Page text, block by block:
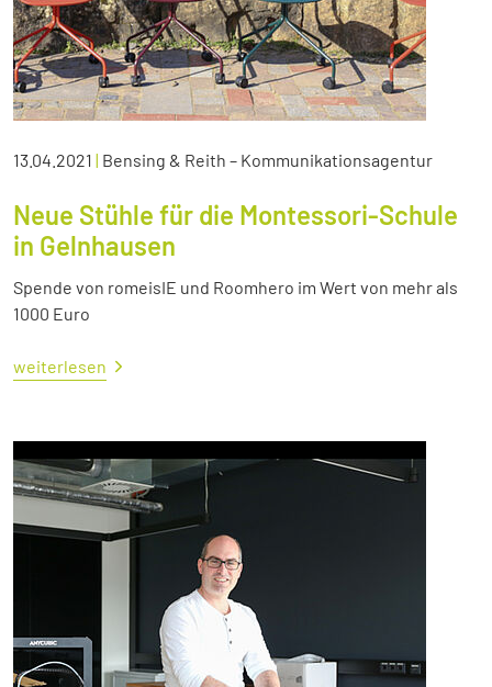
13.04.2021 | Bensing & Reith – Kommunikationsagentur
Neue Stühle für die Montessori-Schule
in Gelnhausen
Spende von romeisIE und Roomhero im Wert von mehr als
1000 Euro
weiterlesen